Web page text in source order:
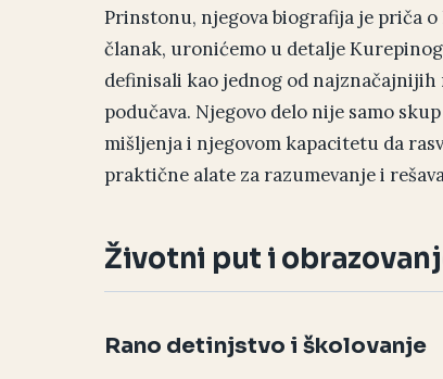
Prinstonu, njegova biografija je priča
članak, uronićemo u detalje
definisali kao jednog od najznačajnijih
podučava. Njegovo delo nije samo
mišljenja i njegovom kapacitetu da
praktične alate za razumevanje i
Životni put i
Rano detinjstvo i školovanje